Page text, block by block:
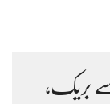
سے بریک،